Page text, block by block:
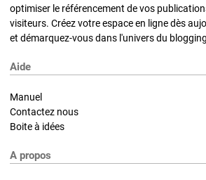
optimiser le référencement de vos
visiteurs. Créez votre espace en ligne dès
et démarquez-vous dans l'univers du
Aide
Manuel
Contactez nous
Boite à idées
A propos